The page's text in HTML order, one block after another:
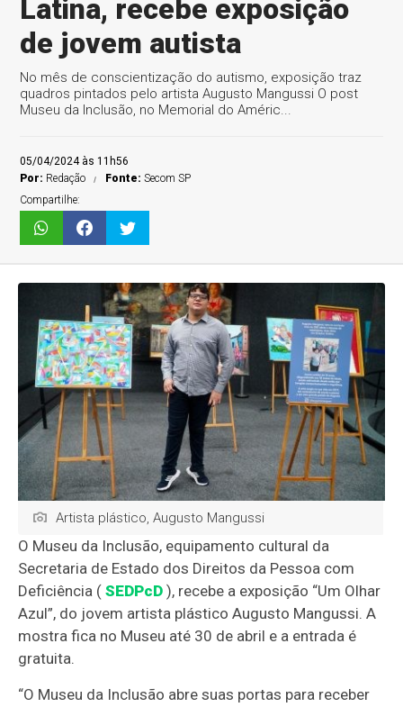
Latina, recebe exposição
de jovem autista
No mês de conscientização do autismo, exposição traz
quadros pintados pelo artista Augusto Mangussi O post
Museu da Inclusão, no Memorial do Améric...
05/04/2024 às 11h56
Por: Redação Fonte:Secom SP
Compartilhe:
Artista plástico, Augusto Mangussi
O Museu da Inclusão, equipamento cultural da
Secretaria de Estado dos Direitos da Pessoa com
Deficiência (SEDPcD ), recebe a exposição “Um Olhar
Azul”, do jovem artista plástico Augusto Mangussi. A
mostra fica no Museu até 30 de abril e a entrada é
gratuita.
“O Museu da Inclusão abre suas portas para receber